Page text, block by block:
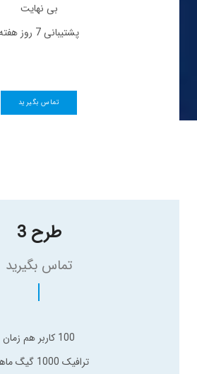
بی نهایت
پشتیبانی 7 روز هفته
تماس بگیرید
طرح 3
تماس بگیرید
100 کاربر هم زمان
ترافیک 1000 گیگ ماهانه